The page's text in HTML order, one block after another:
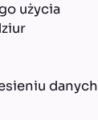
użycia
danych